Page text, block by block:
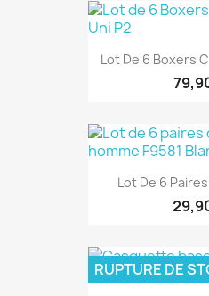
Lot De 6 Boxers
Lot De 6
RUPTURE DE